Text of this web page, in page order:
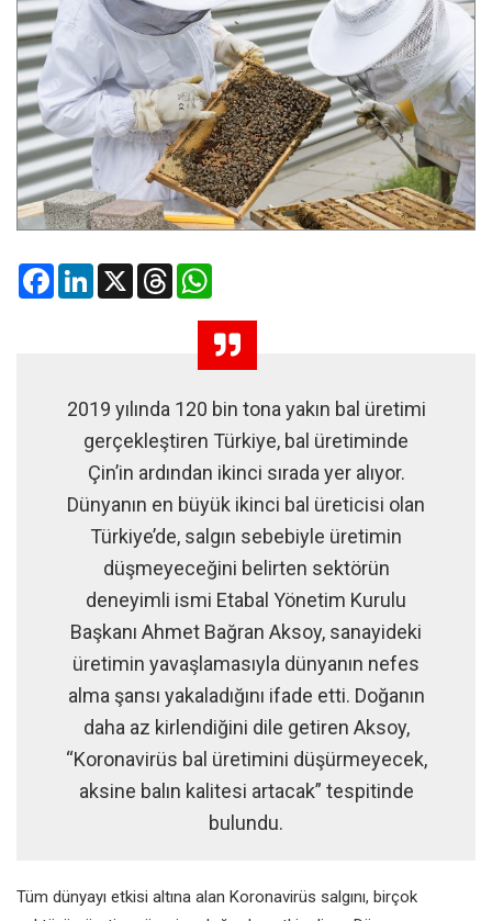
FacebookLinkedIn
X Threads
2019 yılında 120 bin tona yakın bal üretimi
gerçekleştiren Türkiye, bal üretiminde
Çin’in ardından ikinci sırada yer alıyor.
Dünyanın en büyük ikinci bal üreticisi olan
Türkiye’de, salgın sebebiyle üretimin
düşmeyeceğini belirten sektörün
deneyimli ismi Etabal Yönetim Kurulu
Başkanı Ahmet Bağran Aksoy, sanayideki
üretimin yavaşlamasıyla dünyanın nefes
alma şansı yakaladığını ifade etti. Doğanın
daha az kirlendiğini dile getiren Aksoy,
“Koronavirüs bal üretimini düşürmeyecek,
aksine balın kalitesi artacak” tespitinde
bulundu.
Tüm dünyayı etkisi altına alan Koronavirüs salgını, birçok